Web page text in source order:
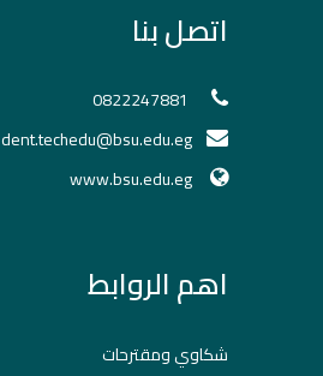
اتصل بنا
dent.techedu@bsu.edu.eg
www.bsu.edu.eg
اهم الروابط
شكاوي ومقترحات